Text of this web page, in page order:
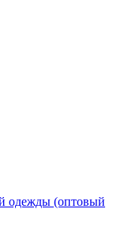
одежды (оптовый